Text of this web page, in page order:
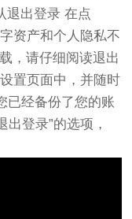
退出登录 在点
资产和个人隐私不
，请仔细阅读退出
置页面中，并随时
已经备份了您的账
登录”的选项，